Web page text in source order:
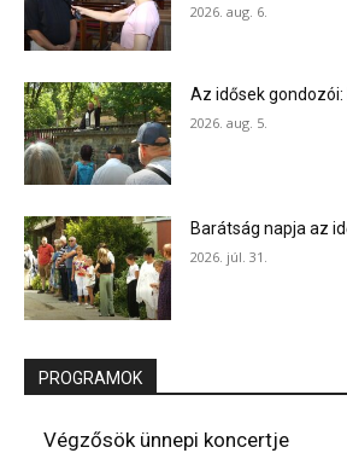
2026. aug. 6.
Az idősek
2026. aug. 5.
Barátság napja az
2026. júl. 31.
PROGRAMOK
Végzősök ünnepi koncertje